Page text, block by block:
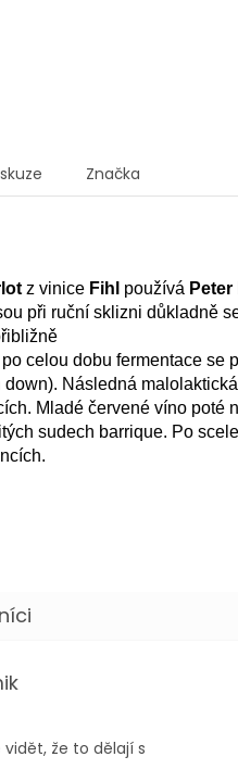
Značka
z vinice Fihl používá
při ruční sklizni důkladně
celou dobu fermentace se
Následná
Mladé červené víno poté
sudech barrique. Po
je 5 z 5 hvězdiček.
vidět, že to dělají s